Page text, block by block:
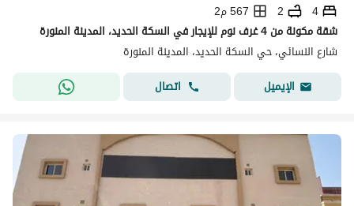
4
2
567 م2
شقة مكونة من 4 غرف نوم للإيجار في السكة الحديد، المدينة المنورة
شارع النسائي، حي السكة الحديد، المدينة المنورة
الإيميل
اتصال